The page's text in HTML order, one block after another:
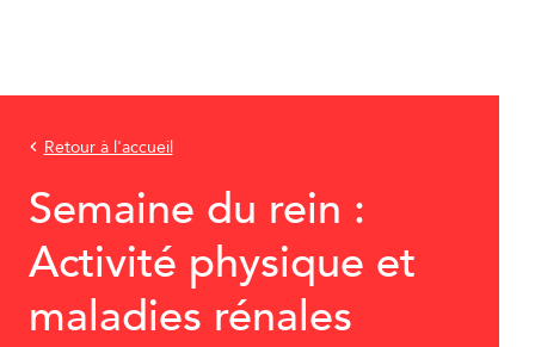
Retour à l'accueil
Semaine du rein :
Activité physique et
maladies rénales